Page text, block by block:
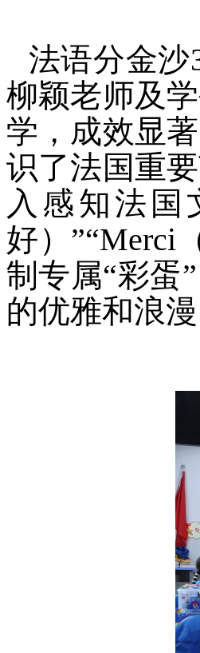
法语分金沙
柳颖老师及
学，成效显
识了法国重
入感知法国
好）”“Merci
制专属“彩蛋
的优雅和浪漫